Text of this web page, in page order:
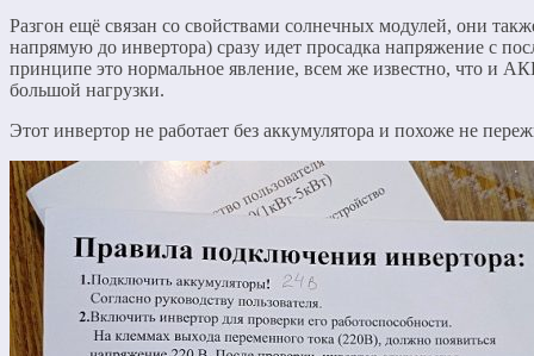
Разгон ещё связан со свойствами солнечных модулей, они
напрямую до инвертора) сразу идет просадка напряжение с
принципе это нормальное явление, всем же известно, что и
большой нагрузки.
Этот инвертор не работает без аккумулятора и похоже не